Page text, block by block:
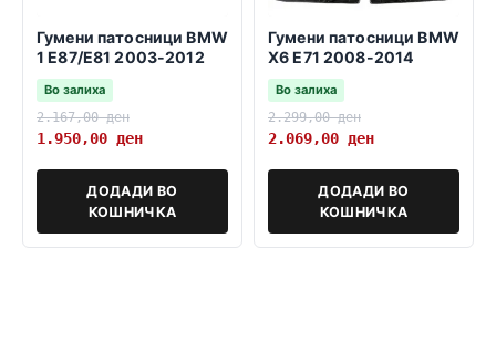
Гумени патосници BMW
1 E87/E81 2003-2012
Во залиха
2.167,00ден
1.950,00 ден
ДОДАДИ ВО
КОШНИЧКА
Гумени патосници BMW
X6 E71 2008-2014
Во залиха
2.299,00ден
2.069,00 ден
ДОДАДИ ВО
КОШНИЧКА